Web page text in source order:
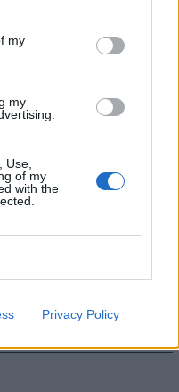
my
my
Use,
of my
with the
Privacy Policy
con
se ne occupa
anche al
con
positivi anche
laFondazione
, molto
della